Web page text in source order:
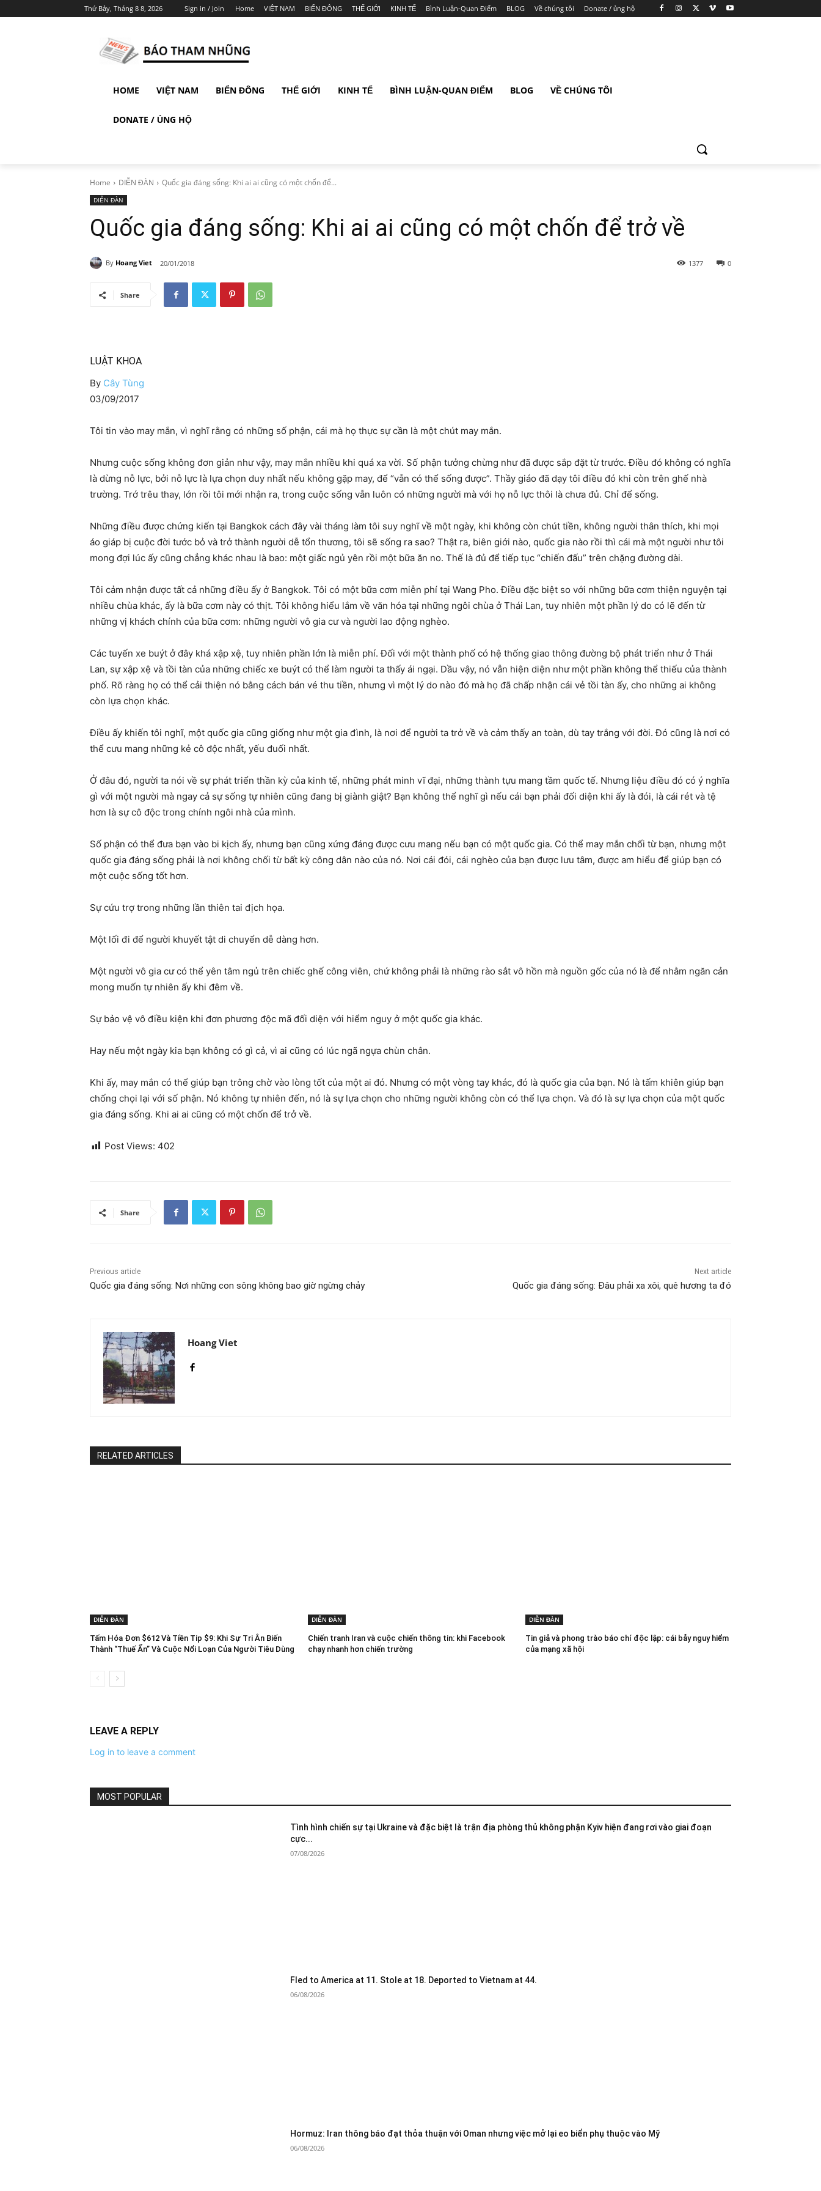
Thứ Bảy, Tháng 8 8, 2026 Sign in / Join Home VIỆT NAM BIỂN ĐÔNG THẾ GIỚI KINH TẾ Bình Luận-Quan Điểm BLOG Về chúng tôi Donate / ủng hộ
HOME VIỆT NAM BIỂN ĐÔNG THẾ GIỚI KINH TẾ BÌNH LUẬN-QUAN ĐIỂM BLOG VỀ CHÚNG TÔI
DONATE / ỦNG HỘ
Home DIỄN ĐÀN Quốc gia đáng sống: Khi ai ai cũng có một chốn để...
DIỄN ĐÀN
Quốc gia đáng sống: Khi ai ai cũng có một chốn để trở về
By Hoang Viet 20/01/2018 0
1377
Share
LUẬT KHOA
By Cây Tùng
03/09/2017
Tôi tin vào may mắn, vì nghĩ rằng có những số phận, cái mà họ thực sự cần là một chút may mắn.
Nhưng cuộc sống không đơn giản như vậy, may mắn nhiều khi quá xa vời. Số phận tưởng chừng như đã được sắp đặt từ trước. Điều đó không có nghĩa
là dừng nỗ lực, bởi nỗ lực là lựa chọn duy nhất nếu không gặp may, để “vẫn có thể sống được”. Thầy giáo đã dạy tôi điều đó khi còn trên ghế nhà
trường. Trớ trêu thay, lớn rồi tôi mới nhận ra, trong cuộc sống vẫn luôn có những người mà với họ nỗ lực thôi là chưa đủ. Chỉ để sống.
Những điều được chứng kiến tại Bangkok cách đây vài tháng làm tôi suy nghĩ về một ngày, khi không còn chút tiền, không người thân thích, khi mọi
áo giáp bị cuộc đời tước bỏ và trở thành người dễ tổn thương, tôi sẽ sống ra sao? Thật ra, biên giới nào, quốc gia nào rồi thì cái mà một người như tôi
mong đợi lúc ấy cũng chẳng khác nhau là bao: một giấc ngủ yên rồi một bữa ăn no. Thế là đủ để tiếp tục “chiến đấu” trên chặng đường dài.
Tôi cảm nhận được tất cả những điều ấy ở Bangkok. Tôi có một bữa cơm miễn phí tại Wang Pho. Điều đặc biệt so với những bữa cơm thiện nguyện tại
nhiều chùa khác, ấy là bữa cơm này có thịt. Tôi không hiểu lắm về văn hóa tại những ngôi chùa ở Thái Lan, tuy nhiên một phần lý do có lẽ đến từ
những vị khách chính của bữa cơm: những người vô gia cư và người lao động nghèo.
Các tuyến xe buýt ở đây khá xập xệ, tuy nhiên phần lớn là miễn phí. Đối với một thành phố có hệ thống giao thông đường bộ phát triển như ở Thái
Lan, sự xập xệ và tồi tàn của những chiếc xe buýt có thể làm người ta thấy ái ngại. Dầu vậy, nó vẫn hiện diện như một phần không thể thiếu của thành
phố. Rõ ràng họ có thể cải thiện nó bằng cách bán vé thu tiền, nhưng vì một lý do nào đó mà họ đã chấp nhận cái vẻ tồi tàn ấy, cho những ai không
còn lựa chọn khác.
Điều ấy khiến tôi nghĩ, một quốc gia cũng giống như một gia đình, là nơi để người ta trở về và cảm thấy an toàn, dù tay trắng với đời. Đó cũng là nơi có
thể cưu mang những kẻ cô độc nhất, yếu đuối nhất.
Ở đâu đó, người ta nói về sự phát triển thần kỳ của kinh tế, những phát minh vĩ đại, những thành tựu mang tầm quốc tế. Nhưng liệu điều đó có ý nghĩa
gì với một người mà ngay cả sự sống tự nhiên cũng đang bị giành giật? Bạn không thể nghĩ gì nếu cái bạn phải đối diện khi ấy là đói, là cái rét và tệ
hơn là sự cô độc trong chính ngôi nhà của mình.
Số phận có thể đưa bạn vào bi kịch ấy, nhưng bạn cũng xứng đáng được cưu mang nếu bạn có một quốc gia. Có thể may mắn chối từ bạn, nhưng một
quốc gia đáng sống phải là nơi không chối từ bất kỳ công dân nào của nó. Nơi cái đói, cái nghèo của bạn được lưu tâm, được am hiểu để giúp bạn có
một cuộc sống tốt hơn.
Sự cứu trợ trong những lần thiên tai địch họa.
Một lối đi để người khuyết tật di chuyển dễ dàng hơn.
Một người vô gia cư có thể yên tâm ngủ trên chiếc ghế công viên, chứ không phải là những rào sắt vô hồn mà nguồn gốc của nó là để nhằm ngăn cản
mong muốn tự nhiên ấy khi đêm về.
Sự bảo vệ vô điều kiện khi đơn phương độc mã đối diện với hiểm nguy ở một quốc gia khác.
Hay nếu một ngày kia bạn không có gì cả, vì ai cũng có lúc ngã ngựa chùn chân.
Khi ấy, may mắn có thể giúp bạn trông chờ vào lòng tốt của một ai đó. Nhưng có một vòng tay khác, đó là quốc gia của bạn. Nó là tấm khiên giúp bạn
chống chọi lại với số phận. Nó không tự nhiên đến, nó là sự lựa chọn cho những người không còn có thể lựa chọn. Và đó là sự lựa chọn của một quốc
gia đáng sống. Khi ai ai cũng có một chốn để trở về.
Post Views: 402
Share
Previous article
Quốc gia đáng sống: Nơi những con sông không bao giờ ngừng chảy
Next article
Quốc gia đáng sống: Đâu phải xa xôi, quê hương ta đó
Hoang Viet
RELATED ARTICLES
DIỄN ĐÀN
Tấm Hóa Đơn $612 Và Tiền Tip $9: Khi Sự Tri Ân Biến
Thành “Thuế Ẩn” Và Cuộc Nổi Loạn Của Người Tiêu Dùng
DIỄN ĐÀN
Chiến tranh Iran và cuộc chiến thông tin: khi Facebook
chạy nhanh hơn chiến trường
DIỄN ĐÀN
Tin giả và phong trào báo chí độc lập: cái bẫy nguy hiểm
của mạng xã hội
LEAVE A REPLY
Log in to leave a comment
MOST POPULAR
Tình hình chiến sự tại Ukraine và đặc biệt là trận địa phòng thủ không phận Kyiv hiện đang rơi vào giai đoạn
cực...
07/08/2026
Fled to America at 11. Stole at 18. Deported to Vietnam at 44.
06/08/2026
Hormuz: Iran thông báo đạt thỏa thuận với Oman nhưng việc mở lại eo biển phụ thuộc vào Mỹ
06/08/2026